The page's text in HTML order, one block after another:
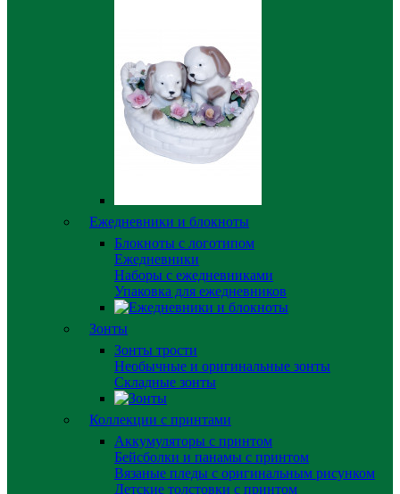
Ежедневники и блокноты
Блокноты с логотипом
Ежедневники
Наборы с ежедневниками
Упаковка для ежедневников
Зонты
Зонты трости
Необычные и оригинальные зонты
Складные зонты
Коллекции с принтами
Аккумуляторы с принтом
Бейсболки и панамы с принтом
Вязаные пледы с оригинальным рисунком
Детские толстовки с принтом